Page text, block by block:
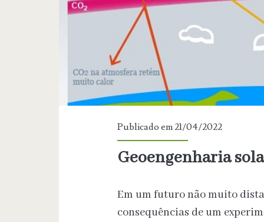
Publicado em 21/04/2022
Geoengenharia
Em um futuro não muito
consequências de um